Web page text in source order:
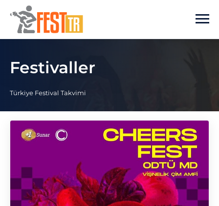
Ana içeriğe atla
Festivaller
Türkiye Festival Takvimi